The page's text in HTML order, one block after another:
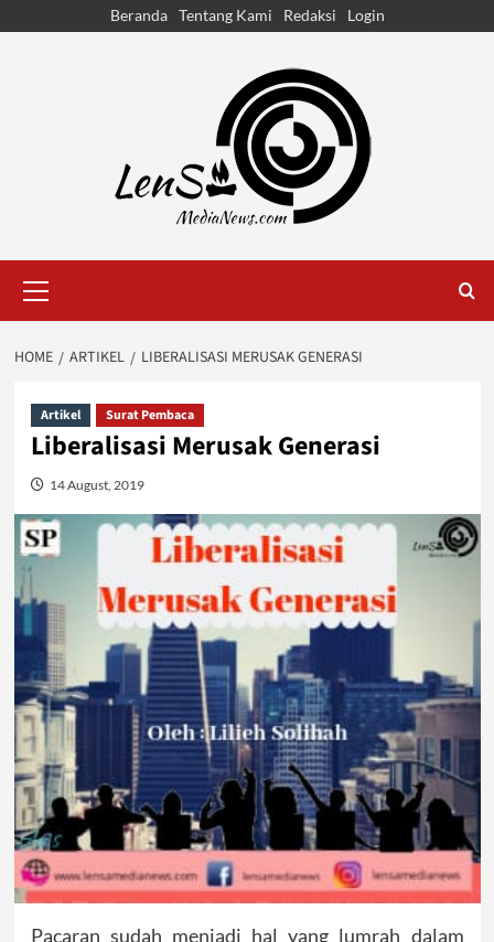
Beranda Tentang Kami Redaksi Login
Menu
HOME ARTIKEL LIBERALISASI MERUSAK GENERASI
Artikel Surat Pembaca
Liberalisasi Merusak Generasi
14 August, 2019
Pacaran sudah menjadi hal yang lumrah dalam